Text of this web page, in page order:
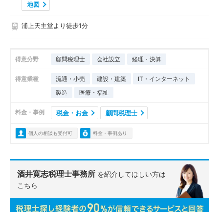
地図
浦上天主堂より徒歩1分
得意分野 顧問税理士 会社設立 経理・決算
得意業種 流通・小売 建設・建築
IT・インターネット
製造
医療・福祉
料金・事例 税金・お金 顧問税理士
個人の相談も受付可 料金・事例あり
酒井寛志税理士事務所 を紹介してほしい方は
こちら